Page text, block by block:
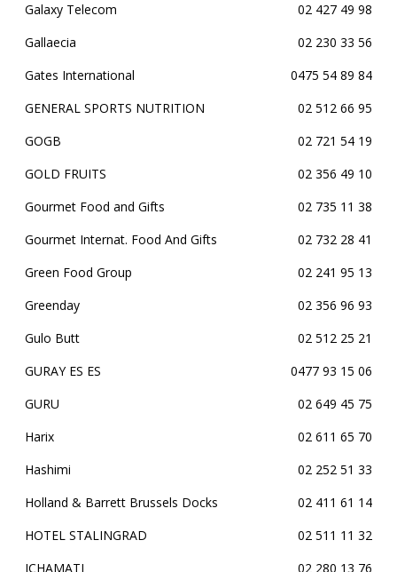
Galaxy Telecom
02 427 49 98
Gallaecia
02 230 33 56
Gates International
0475 54 89 84
GENERAL SPORTS NUTRITION
02 512 66 95
GOGB
02 721 54 19
GOLD FRUITS
02 356 49 10
Gourmet Food and Gifts
02 735 11 38
Gourmet Internat. Food And Gifts
02 732 28 41
Green Food Group
02 241 95 13
Greenday
02 356 96 93
Gulo Butt
02 512 25 21
GURAY ES ES
0477 93 15 06
GURU
02 649 45 75
Harix
02 611 65 70
Hashimi
02 252 51 33
Holland & Barrett Brussels Docks
02 411 61 14
HOTEL STALINGRAD
02 511 11 32
ICHAMATI
02 280 13 76